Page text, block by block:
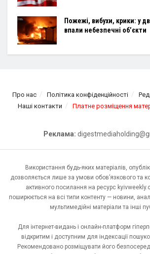
Пожежі, вибухи, крики: у
впали небезпечні об’єкти
Про нас Політика конфіденційності
Наші контакти
Платне розміщення
Реклама:
Використання будь-яких матеріалів,
дозволяється лише за умови обов’язкового та
активного посилання на ресурс
поширюється на всі типи контенту — новини,
мультимедійні матеріали та інші
Для інтернет-видань і онлайн-платформ
відкритим і доступним для індексації
Рекомендовано розміщувати його